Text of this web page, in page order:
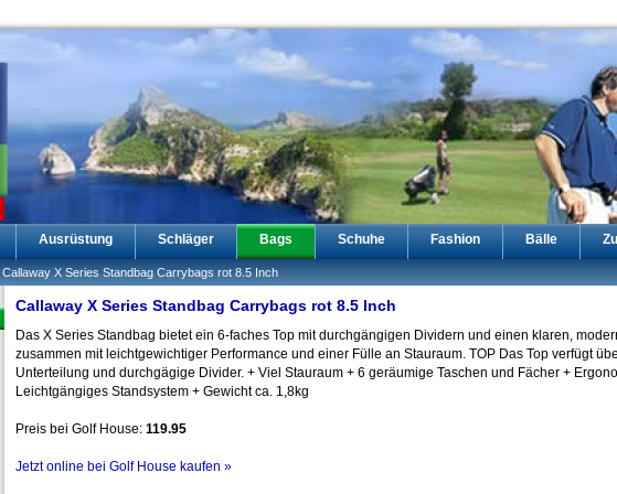
Ausrüstung Schläger Bags Schuhe Fashion Bälle
Callaway X Series Standbag Carrybags rot 8.5 Inch
Callaway X Series Standbag Carrybags rot 8.5 Inch
Das X Series Standbag bietet ein 6-faches Top mit durchgängigen Dividern und einen klaren,
zusammen mit leichtgewichtiger Performance und einer Fülle an Stauraum. TOP Das Top verfügt
Unterteilung und durchgägige Divider. + Viel Stauraum + 6 geräumige Taschen und Fächer +
Leichtgängiges Standsystem + Gewicht ca. 1,8kg
Preis bei Golf House: 119.95
Jetzt online bei Golf House kaufen »